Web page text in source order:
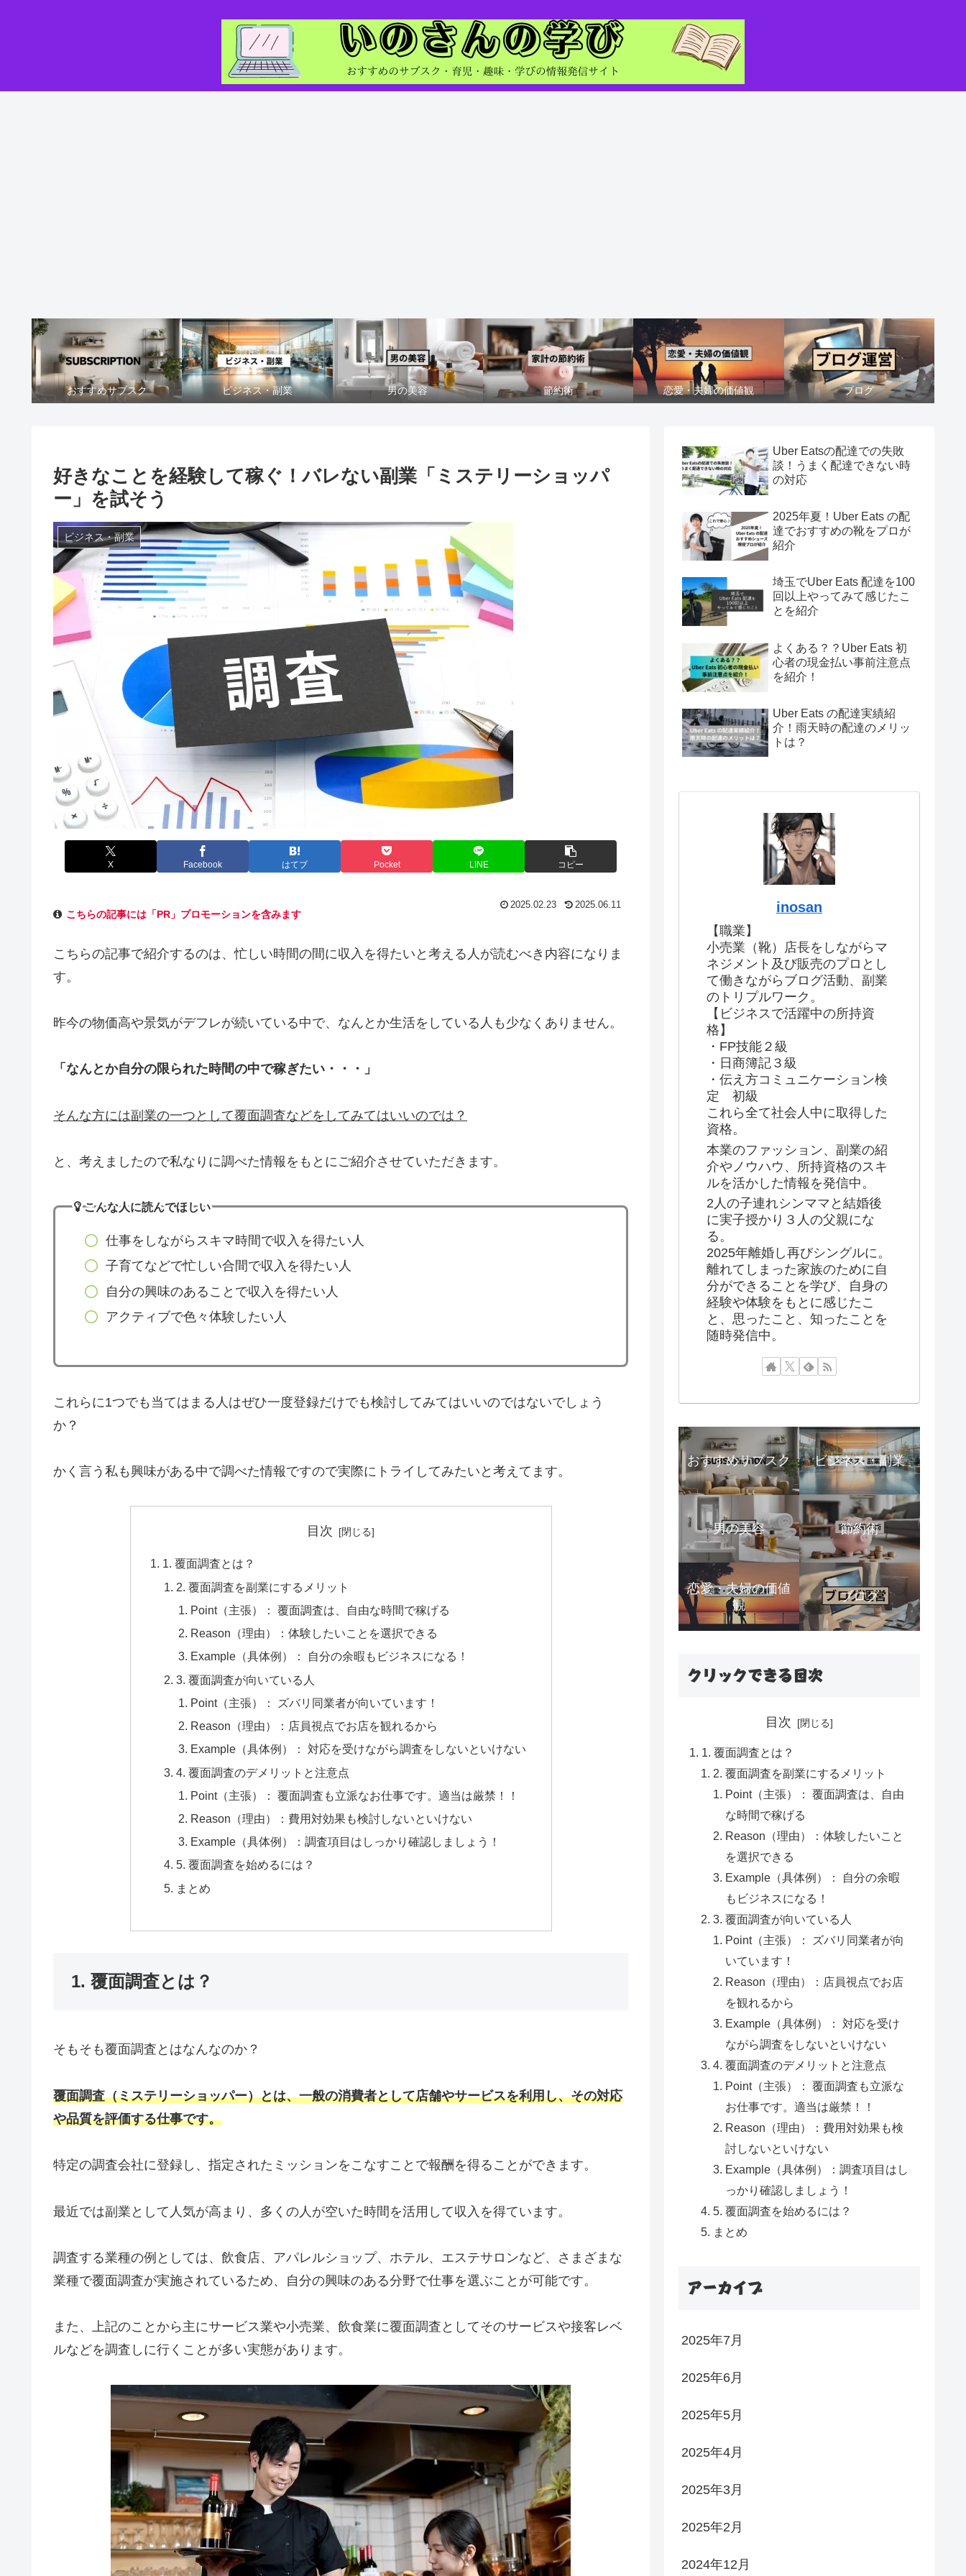
おすすめサブスク ビジネス・副業 男の美容 節約術 恋愛・夫婦の価値観 ブログ
好きなことを経験して稼ぐ！バレない副業「ミステリーショッパ
ー」を試そう
ビジネス・副業
X Facebook はてブ Pocket LINE コピー
2025.02.23 2025.06.11
こちらの記事には「PR」プロモーションを含みます
こちらの記事で紹介するのは、忙しい時間の間に収入を得たいと考える人が読むべき内容になりま
す。
昨今の物価高や景気がデフレが続いている中で、なんとか生活をしている人も少なくありません。
「なんとか自分の限られた時間の中で稼ぎたい・・・」
そんな方には副業の一つとして覆面調査などをしてみてはいいのでは？
と、考えましたので私なりに調べた情報をもとにご紹介させていただきます。
こんな人に読んでほしい
仕事をしながらスキマ時間で収入を得たい人
子育てなどで忙しい合間で収入を得たい人
自分の興味のあることで収入を得たい人
アクティブで色々体験したい人
これらに1つでも当てはまる人はぜひ一度登録だけでも検討してみてはいいのではないでしょう
か？
かく言う私も興味がある中で調べた情報ですので実際にトライしてみたいと考えてます。
目次
1. 覆面調査とは？
2. 覆面調査を副業にするメリット
Point（主張）： 覆面調査は、自由な時間で稼げる
Reason（理由）：体験したいことを選択できる
Example（具体例）： 自分の余暇もビジネスになる！
3. 覆面調査が向いている人
Point（主張）： ズバリ同業者が向いています！
Reason（理由）：店員視点でお店を観れるから
Example（具体例）： 対応を受けながら調査をしないといけない
4. 覆面調査のデメリットと注意点
Point（主張）： 覆面調査も立派なお仕事です。適当は厳禁！！
Reason（理由）：費用対効果も検討しないといけない
Example（具体例）：調査項目はしっかり確認しましょう！
5. 覆面調査を始めるには？
まとめ
1. 覆面調査とは？
そもそも覆面調査とはなんなのか？
覆面調査（ミステリーショッパー）とは、一般の消費者として店舗やサービスを利用し、その対応
や品質を評価する仕事です。
特定の調査会社に登録し、指定されたミッションをこなすことで報酬を得ることができます。
最近では副業として人気が高まり、多くの人が空いた時間を活用して収入を得ています。
調査する業種の例としては、飲食店、アパレルショップ、ホテル、エステサロンなど、さまざまな
業種で覆面調査が実施されているため、自分の興味のある分野で仕事を選ぶことが可能です。
また、上記のことから主にサービス業や小売業、飲食業に覆面調査としてそのサービスや接客レベ
ルなどを調査しに行くことが多い実態があります。
Uber Eatsの配達での失敗
談！うまく配達できない時
の対応
2025年夏！Uber Eats の配
達でおすすめの靴をプロが
紹介
埼玉でUber Eats 配達を100
回以上やってみて感じたこ
とを紹介
よくある？？Uber Eats 初
心者の現金払い事前注意点
を紹介！
Uber Eats の配達実績紹
介！雨天時の配達のメリッ
トは？
inosan
【職業】
小売業（靴）店長をしながらマ
ネジメント及び販売のプロとし
て働きながらブログ活動、副業
のトリプルワーク。
【ビジネスで活躍中の所持資
格】
・FP技能２級
・日商簿記３級
・伝え方コミュニケーション検
定 初級
これら全て社会人中に取得した
資格。
本業のファッション、副業の紹
介やノウハウ、所持資格のスキ
ルを活かした情報を発信中。
2人の子連れシンママと結婚後
に実子授かり３人の父親にな
る。
2025年離婚し再びシングルに。
離れてしまった家族のために自
分ができることを学び、自身の
経験や体験をもとに感じたこ
と、思ったこと、知ったことを
随時発信中。
おすすめサブスク ビジネス・副業
男の美容 節約術
恋愛・夫婦の価値
観
ブログ
クリックできる目次
目次
1. 覆面調査とは？
2. 覆面調査を副業にするメリット
Point（主張）： 覆面調査は、自由
な時間で稼げる
Reason（理由）：体験したいこと
を選択できる
Example（具体例）： 自分の余暇
もビジネスになる！
3. 覆面調査が向いている人
Point（主張）： ズバリ同業者が向
いています！
Reason（理由）：店員視点でお店
を観れるから
Example（具体例）： 対応を受け
ながら調査をしないといけない
4. 覆面調査のデメリットと注意点
Point（主張）： 覆面調査も立派な
お仕事です。適当は厳禁！！
Reason（理由）：費用対効果も検
討しないといけない
Example（具体例）：調査項目はし
っかり確認しましょう！
5. 覆面調査を始めるには？
まとめ
アーカイブ
2025年7月
2025年6月
2025年5月
2025年4月
2025年3月
2025年2月
2024年12月